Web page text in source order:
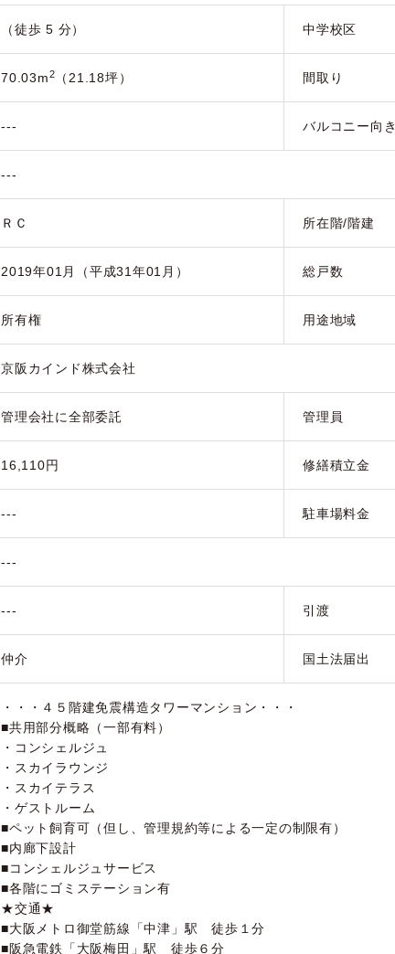
（徒歩 5 分） 中学校区
70.03m2 （21.18坪） 間取り
--- バルコニー向き
---
ＲＣ 所在階/階建
2019年01月（平成31年01月） 総戸数
所有権 用途地域
京阪カインド株式会社
管理会社に全部委託 管理員
16,110円 修繕積立金
--- 駐車場料金
---
--- 引渡
仲介 国土法届出
・・・４５階建免震構造タワーマンション・・・
■共用部分概略（一部有料）
・コンシェルジュ
・スカイラウンジ
・スカイテラス
・ゲストルーム
■ペット飼育可（但し、管理規約等による一定の制限有）
■内廊下設計
■コンシェルジュサービス
■各階にゴミステーション有
★交通★
■大阪メトロ御堂筋線「中津」駅 徒歩１分
■阪急電鉄「大阪梅田」駅 徒歩６分